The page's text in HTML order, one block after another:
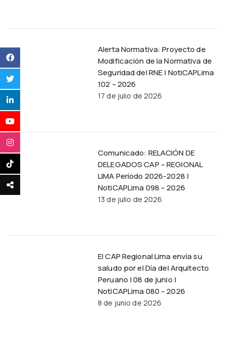
Alerta Normativa: Proyecto de
Modificación de la Normativa de
Seguridad del RNE | NotiCAPLima
102 – 2026
17 de julio de 2026
Comunicado: RELACIÓN DE
DELEGADOS CAP – REGIONAL
LIMA Período 2026-2028 |
NotiCAPLima 098 – 2026
13 de julio de 2026
El CAP Regional Lima envía su
saludo por el Día del Arquitecto
Peruano | 08 de junio |
NotiCAPLima 080 – 2026
8 de junio de 2026